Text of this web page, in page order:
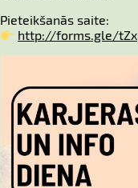
Pieteikšanās saite:
http://forms.gle/